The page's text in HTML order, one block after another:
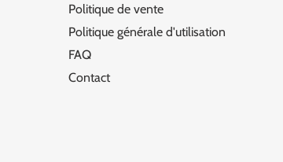
Politique de vente
Politique générale d'utilisation
FAQ
Contact